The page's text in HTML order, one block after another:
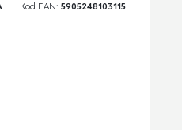
Kod EAN: 5905248103115